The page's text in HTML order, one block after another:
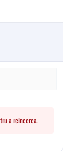
a reincerca.